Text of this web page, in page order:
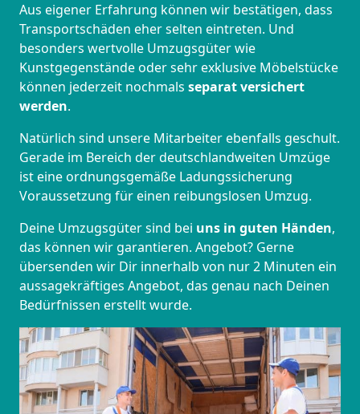
Aus eigener Erfahrung können wir bestätigen, dass
Transportschäden eher selten eintreten. Und
besonders wertvolle Umzugsgüter wie
Kunstgegenstände oder sehr exklusive Möbelstücke
können jederzeit nochmals separat versichert
werden.
Natürlich sind unsere Mitarbeiter ebenfalls geschult.
Gerade im Bereich der deutschlandweiten Umzüge
ist eine ordnungsgemäße Ladungssicherung
Voraussetzung für einen reibungslosen Umzug.
Deine Umzugsgüter sind bei uns in guten Händen,
das können wir garantieren. Angebot? Gerne
übersenden wir Dir innerhalb von nur 2 Minuten ein
aussagekräftiges Angebot, das genau nach Deinen
Bedürfnissen erstellt wurde.